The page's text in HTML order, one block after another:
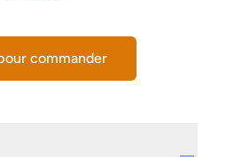
commander